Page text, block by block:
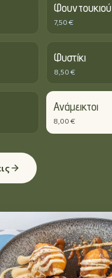
Φουντουκιού
7,50 €
Φυστίκι
8,50 €
Ανάμεικτοι
8,00 €